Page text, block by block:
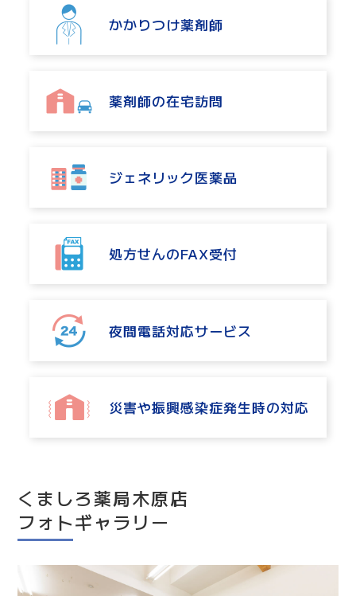
かかりつけ薬剤師
薬剤師の在宅訪問
ジェネリック医薬品
処方せんのFAX受付
夜間電話対応サービス
災害や振興感染症発生時の対応
くましろ薬局木原店
フォトギャラリー